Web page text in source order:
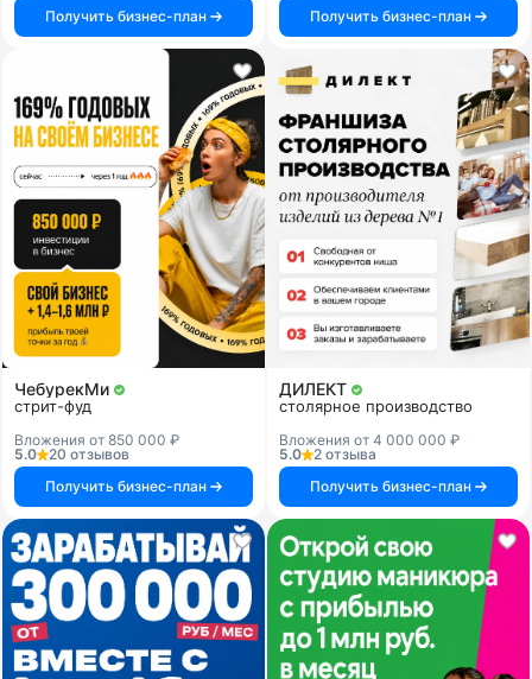
Получить бизнес-план
Получить бизнес-план
ЧебурекМи
стрит-фуд
Вложения от 850 000 ₽
5.0
20 отзывов
Получить бизнес-план
ДИЛЕКТ
столярное производство
Вложения от 4 000 000 ₽
5.0
2 отзыва
Получить бизнес-план